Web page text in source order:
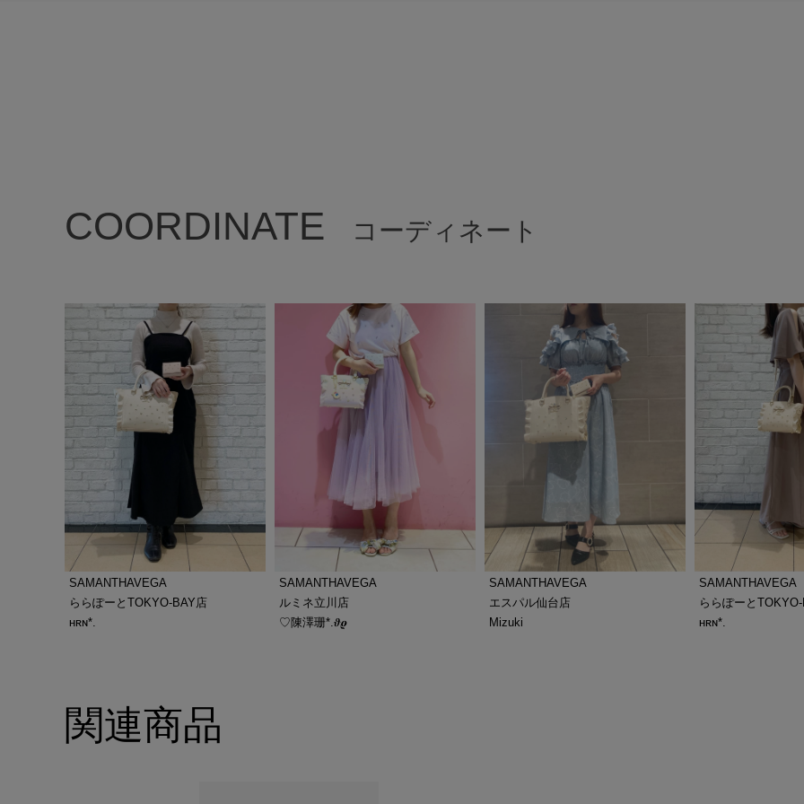
COORDINATE コーディネート
SAMANTHAVEGA
ららぽーとTOKYO-BAY店
ʜʀɴ*.
SAMANTHAVEGA
ルミネ立川店
♡陳澤珊*.𝝑𝝔
SAMANTHAVEGA
エスパル仙台店
Mizuki
SAMANTHAVEGA
ららぽーと
ʜʀɴ*.
関連商品